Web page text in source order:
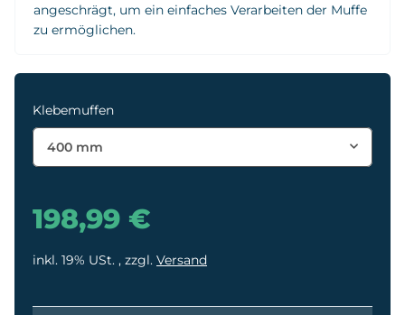
angeschrägt, um ein einfaches Verarbeiten der Muffe
zu ermöglichen.
Klebemuffen
400 mm
198,99 €
inkl. 19% USt. , zzgl. Versand